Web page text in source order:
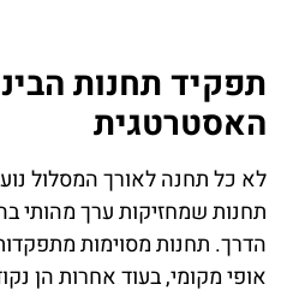
תפקיד תחנות
האסטרטגית
לא כל תחנה לאורך המסלול
תחנות שמחזיקות ערך
הדרך. תחנות מסוימות
אופי מקומי, בעוד אחרות הן